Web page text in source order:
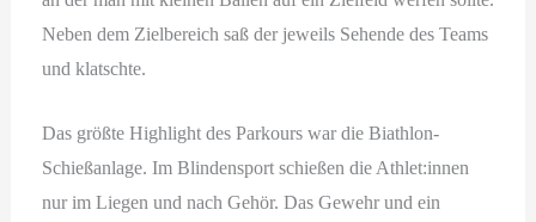
Neben dem Zielbereich saß der jeweils Sehende des Teams
und klatschte.
Das größte Highlight des Parkours war die Biathlon-
Schießanlage. Im Blindensport schießen die Athlet:innen
nur im Liegen und nach Gehör. Das Gewehr und ein